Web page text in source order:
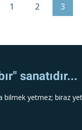
1 2 3
sanatıdır...
bilmek yetmez; biraz